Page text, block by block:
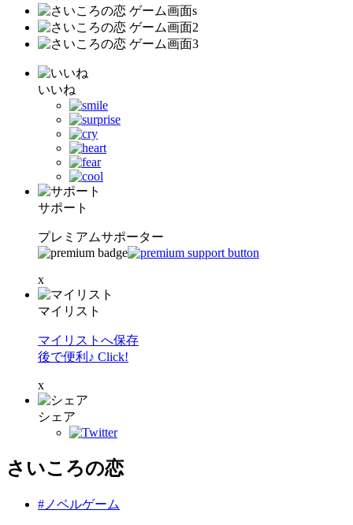
いいね
サポート
プレミアムサポーター
x
マイリスト
マイリストへ保存
後で便利♪ Click!
x
シェア
さいころの恋
#ノベルゲーム